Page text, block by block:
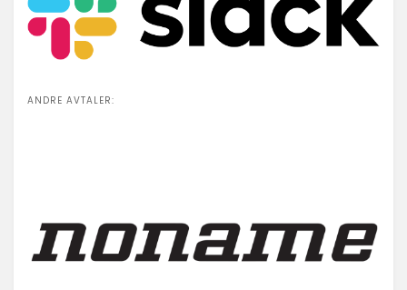
ANDRE AVTALER: